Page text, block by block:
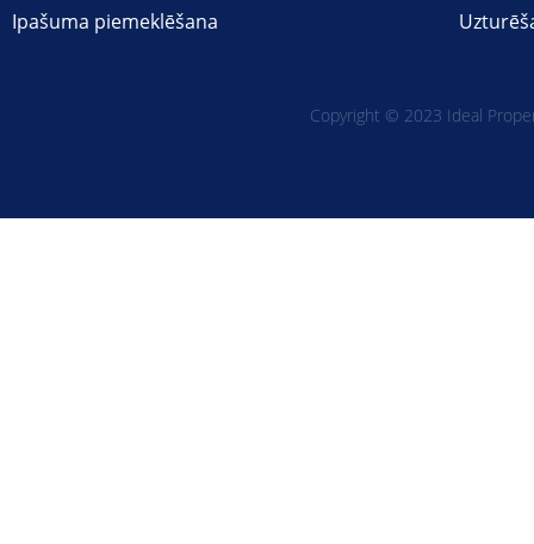
Ipašuma piemeklēšana
Copyright © 2023 Ideal